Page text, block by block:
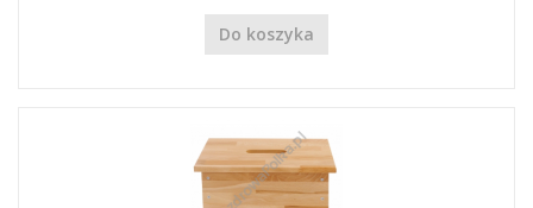
Do koszyka